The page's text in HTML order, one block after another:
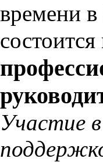
времени
Участие